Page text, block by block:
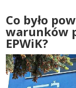
Co było
warunków
EPWiK?